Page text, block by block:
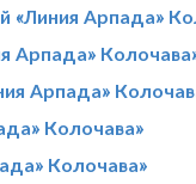
«Линия Арпада»
Арпада»
Арпада»
Колочава»
Колочава»